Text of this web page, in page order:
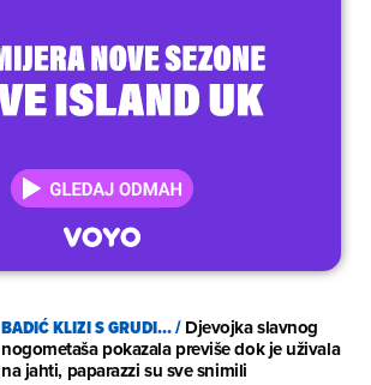
BADIĆ KLIZI S GRUDI.../Djevojka slavnog
nogometaša pokazala previše dok je uživala
na jahti, paparazzi su sve snimili